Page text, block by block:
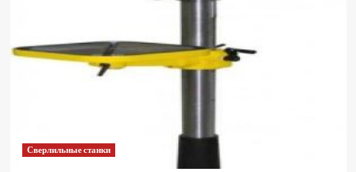
Сверлильные станки